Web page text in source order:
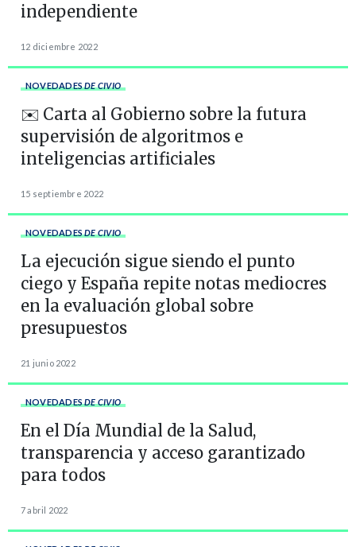
independiente
12 diciembre 2022
NOVEDADES DE CIVIO
✉️ Carta al Gobierno sobre la futura
supervisión de algoritmos e
inteligencias artificiales
15 septiembre 2022
NOVEDADES DE CIVIO
La ejecución sigue siendo el punto
ciego y España repite notas mediocres
en la evaluación global sobre
presupuestos
21 junio 2022
NOVEDADES DE CIVIO
En el Día Mundial de la Salud,
transparencia y acceso garantizado
para todos
7 abril 2022